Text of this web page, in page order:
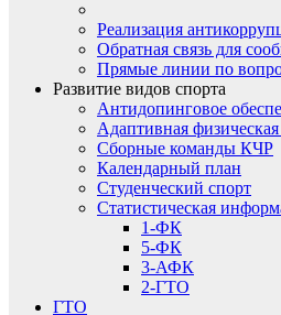
Реализация
Обратная связь для
Прямые линии по
Развитие видов спорта
Антидопинговое
Адаптивная
Сборные команды КЧР
Календарный план
Студенческий спорт
Статистическая
1-ФК
5-ФК
3-АФК
2-ГТО
ГТО